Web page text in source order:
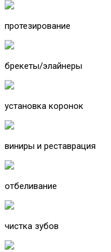
протезирование
брекеты/элайнеры
установка коронок
виниры и реставрация
отбеливание
чистка зубов